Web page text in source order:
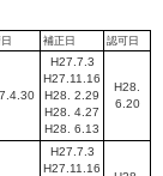
補正日 認可日
H27.7.3
H27.11.16
H28. 2.29
H28. 4.27
H28. 6.13
H28.
6.20
H27.7.3
H27.11.16